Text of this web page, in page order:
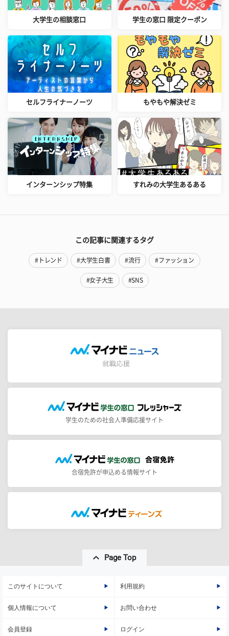
大学生の相談窓口 学生の窓口 限定クーポン
セルフライナーノーツ もやもや解決ゼミ
インターンシップ特集 すれみの大学生あるある
この記事に関連するタグ
#トレンド #大学生白書 #流行 #ファッション
#女子大生 #SNS
学生のための社会人準備応援サイト
合宿免許が申込める情報サイト
Page Top
このサイトについて 利用規約
個人情報について お問い合わせ
会員登録 ログイン